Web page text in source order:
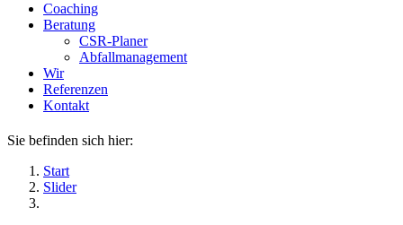
Coaching
Beratung
CSR-Planer
Abfallmanagement
Wir
Referenzen
Kontakt
Sie befinden sich hier:
Start
Slider